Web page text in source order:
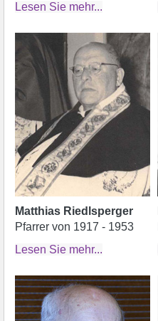
Lesen Sie mehr...
Matthias Riedlsperger
Pfarrer von 1917 - 1953
Lesen Sie mehr...